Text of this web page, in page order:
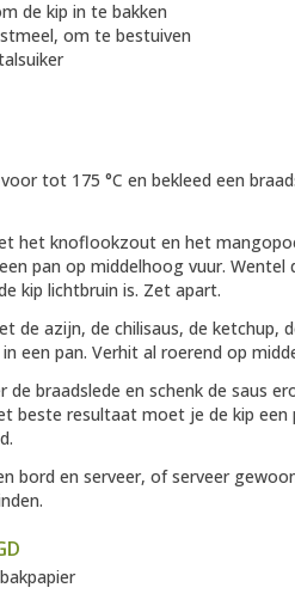
de kip in te bakken
om te bestuiven
tot 175 °C en bekleed een
het knoflookzout en het
pan op middelhoog vuur.
kip lichtbruin is. Zet apart.
de azijn, de chilisaus, de
een pan. Verhit al roerend op
de braadslede en schenk de saus
beste resultaat moet je de kip
bord en serveer, of serveer